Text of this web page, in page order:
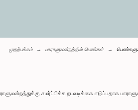
முதற்பக்கம் பாராளுமன்றத்தில் பெண்கள்
சமர்ப்பிக்க நடவடிக்கை எடுப்பதாக